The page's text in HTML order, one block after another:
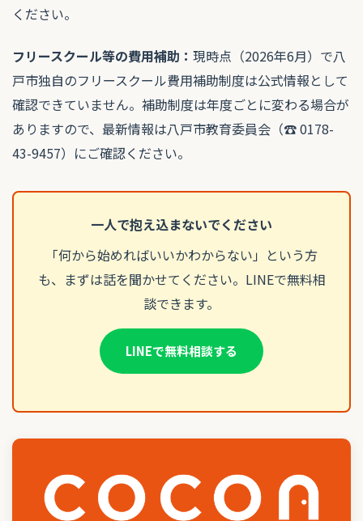
ください。
フリースクール等の費用補助： 現時点（2026年6月）で八
戸市独自のフリースクール費用補助制度は公式情報として
確認できていません。補助制度は年度ごとに変わる場合が
ありますので、最新情報は八戸市教育委員会（☎ 0178-
43-9457）にご確認ください。
一人で抱え込まないでください
「何から始めればいいかわからない」という方
も、まずは話を聞かせてください。LINEで無料相
談できます。
LINEで無料相談する